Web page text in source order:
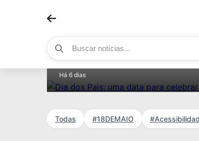
Dia dos Pais: uma data para
Há 6 dias
Todas #18DEMAIO